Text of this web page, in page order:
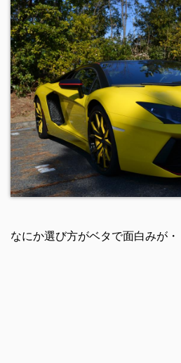
なにか選び方がベタで面白みが